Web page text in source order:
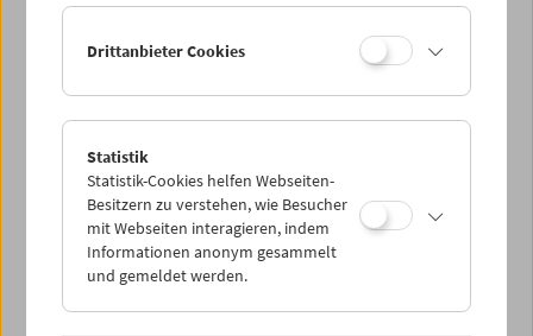
Eine Veranstaltung von SYNEMA – Gesellschaft für Film und
Medien, dem Institut für Wissenschaft und Kunst (IWK) und
dem Institut für Philosophie der Universität Wien.
Zusätzliche Materialien
Peter Kubelka - Film als Ereignis, Film als Sprache, Denken
als Film
Share on
Drittanbieter Cookies
Statistik
Statistik-Cookies helfen Webseiten-
Besitzern zu verstehen, wie Besucher
mit Webseiten interagieren, indem
Informationen anonym gesammelt
und gemeldet werden.